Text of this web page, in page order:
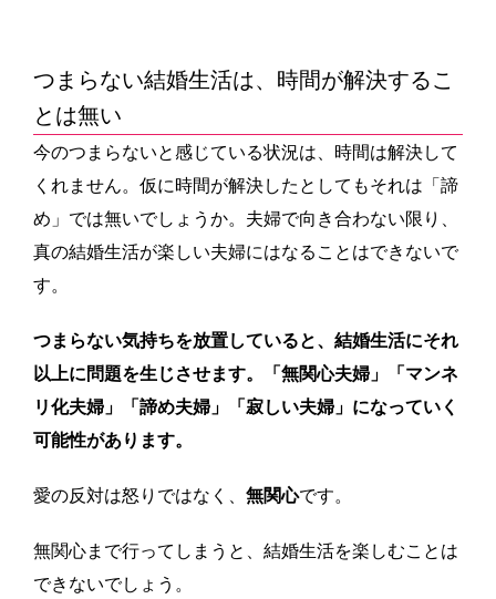
つまらない結婚生活は、時間が解決するこ
とは無い
今のつまらないと感じている状況は、時間は解決して
くれません。仮に時間が解決したとしてもそれは「諦
め」では無いでしょうか。夫婦で向き合わない限り、
真の結婚生活が楽しい夫婦にはなることはできないで
す。
つまらない気持ちを放置していると、結婚生活にそれ
以上に問題を生じさせます。「無関心夫婦」「マンネ
リ化夫婦」「諦め夫婦」「寂しい夫婦」になっていく
可能性があります。
愛の反対は怒りではなく、 無関心です。
無関心まで行ってしまうと、結婚生活を楽しむことは
できないでしょう。